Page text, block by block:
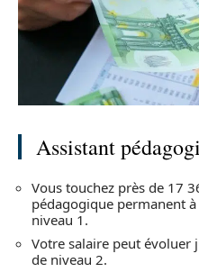
Assistant
Vous touchez près de 17
pédagogique permanent
niveau 1.
Votre salaire peut évoluer
de niveau 2.